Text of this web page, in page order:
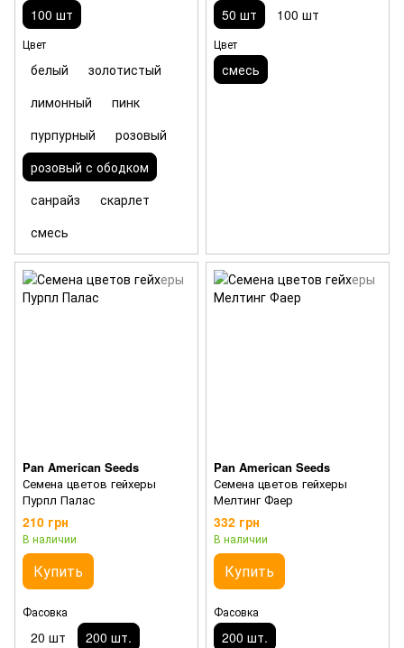
100 шт
Цвет
белый
золотистый
лимонный
пинк
пурпурный
розовый
розовый с ободком
санрайз
скарлет
смесь
50 шт 100 шт
Цвет
смесь
Pan American Seeds
Семена цветов гейхеры
Пурпл Палас
210 грн
В наличии
Купить
Фасовка
20 шт 200 шт.
Pan American Seeds
Семена цветов гейхеры
Мелтинг Фаер
332 грн
В наличии
Купить
Фасовка
200 шт.